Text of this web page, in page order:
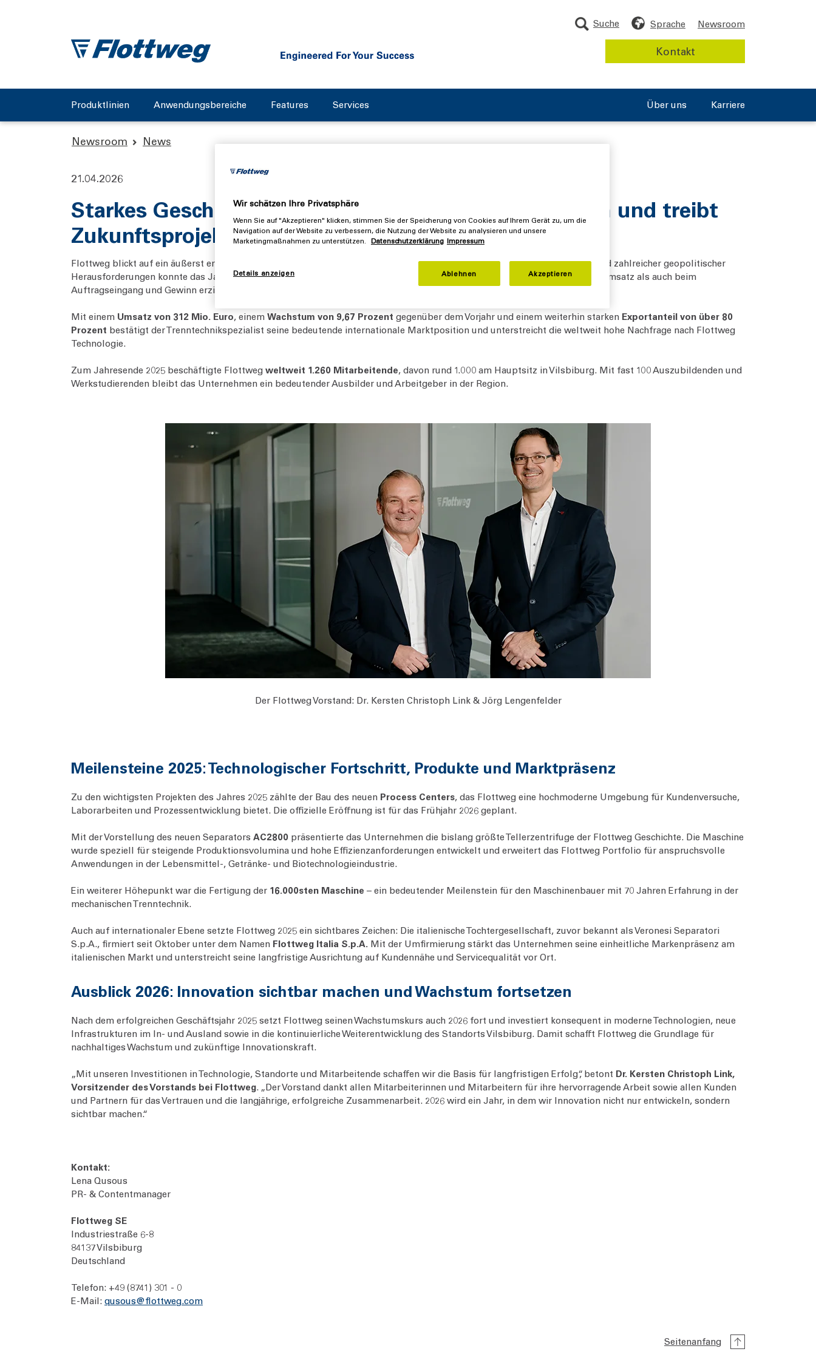
Produktlinien Anwendungsbereiche Features Services Karriere
Über uns
Sprache Newsroom
Suche
Kontakt
Newsroom News
21.04.2026
Starkes Geschäftsjahr 2025: Flottweg wächst deutlich und treibt
Zukunftsprojekte voran
Flottweg blickt auf ein äußerst erfolgreiches Geschäftsjahr zurück: Trotz eines anspruchsvollen wirtschaftlichen Umfelds und zahlreicher geopolitischer
Herausforderungen konnte das Jahr 2025 als das beste Jahr in der Firmengeschichte abgeschlossen werden. Sowohl beim Umsatz als auch beim
Auftragseingang und Gewinn erzielte das Unternehmen neue Bestwerte.
Mit einem Umsatz von 312 Mio. Euro, einem Wachstum von 9,67 Prozent gegenüber dem Vorjahr und einem weiterhin starken Exportanteil von über 80
Prozent bestätigt der Trenntechnikspezialist seine bedeutende internationale Marktposition und unterstreicht die weltweit hohe Nachfrage nach Flottweg
Technologie.
Zum Jahresende 2025 beschäftigte Flottweg weltweit 1.260 Mitarbeitende, davon rund 1.000 am Hauptsitz in Vilsbiburg. Mit fast 100 Auszubildenden und
Werkstudierenden bleibt das Unternehmen ein bedeutender Ausbilder und Arbeitgeber in der Region.
Der Flottweg Vorstand: Dr. Kersten Christoph Link & Jörg Lengenfelder
Meilensteine 2025: Technologischer Fortschritt, Produkte und Marktpräsenz
Zu den wichtigsten Projekten des Jahres 2025 zählte der Bau des neuen Process Centers, das Flottweg eine hochmoderne Umgebung für Kundenversuche,
Laborarbeiten und Prozessentwicklung bietet. Die offizielle Eröffnung ist für das Frühjahr 2026 geplant.
Mit der Vorstellung des neuen Separators AC2800 präsentierte das Unternehmen die bislang größte Tellerzentrifuge der Flottweg Geschichte. Die Maschine
wurde speziell für steigende Produktionsvolumina und hohe Effizienzanforderungen entwickelt und erweitert das Flottweg Portfolio für anspruchsvolle
Anwendungen in der Lebensmittel‑, Getränke‑ und Biotechnologieindustrie.
Ein weiterer Höhepunkt war die Fertigung der 16.000sten Maschine – ein bedeutender Meilenstein für den Maschinenbauer mit 70 Jahren Erfahrung in der
mechanischen Trenntechnik.
Auch auf internationaler Ebene setzte Flottweg 2025 ein sichtbares Zeichen: Die italienische Tochtergesellschaft, zuvor bekannt als Veronesi Separatori
S.p.A., firmiert seit Oktober unter dem Namen Flottweg Italia S.p.A. Mit der Umfirmierung stärkt das Unternehmen seine einheitliche Markenpräsenz am
italienischen Markt und unterstreicht seine langfristige Ausrichtung auf Kundennähe und Servicequalität vor Ort.
Ausblick 2026: Innovation sichtbar machen und Wachstum fortsetzen
Nach dem erfolgreichen Geschäftsjahr 2025 setzt Flottweg seinen Wachstumskurs auch 2026 fort und investiert konsequent in moderne Technologien, neue
Infrastrukturen im In- und Ausland sowie in die kontinuierliche Weiterentwicklung des Standorts Vilsbiburg. Damit schafft Flottweg die Grundlage für
nachhaltiges Wachstum und zukünftige Innovationskraft.
„Mit unseren Investitionen in Technologie, Standorte und Mitarbeitende schaffen wir die Basis für langfristigen Erfolg“, betont Dr. Kersten Christoph Link,
Vorsitzender des Vorstands bei Flottweg. „Der Vorstand dankt allen Mitarbeiterinnen und Mitarbeitern für ihre hervorragende Arbeit sowie allen Kunden
und Partnern für das Vertrauen und die langjährige, erfolgreiche Zusammenarbeit. 2026 wird ein Jahr, in dem wir Innovation nicht nur entwickeln, sondern
sichtbar machen.“
Kontakt:
Lena Qusous
PR- & Contentmanager
Flottweg SE
Industriestraße 6-8
84137 Vilsbiburg
Deutschland
Telefon: +49 (8741) 301 - 0
E-Mail: qusous@flottweg.com
Seitenanfang
Wir schätzen Ihre Privatsphäre
Wenn Sie auf "Akzeptieren" klicken, stimmen Sie der Speicherung von Cookies auf Ihrem Gerät zu, um die
Navigation auf der Website zu verbessern, die Nutzung der Website zu analysieren und unsere
Marketingmaßnahmen zu unterstützen.
Datenschutzerklärung Impressum
Details anzeigen Ablehnen Akzeptieren